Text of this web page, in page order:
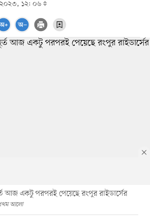
১২: ০৬
আজ একটু পরপরই পেয়েছে রংপুর রাইডার্সের
আলো